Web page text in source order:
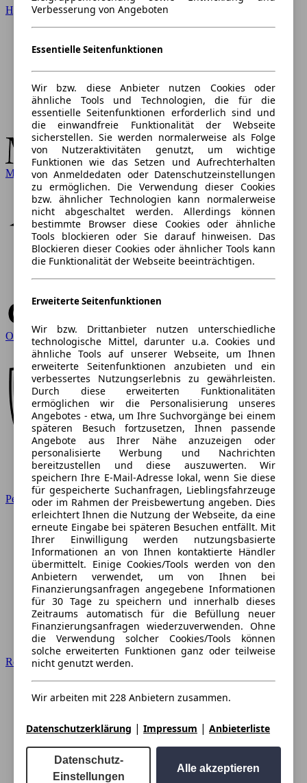
Hyundai
Mercedes-Benz
Opel
Peugeot
Renault
Verbesserung von Angeboten
Essentielle Seitenfunktionen
Wir bzw. diese Anbieter nutzen Cookies oder
ähnliche Tools und Technologien, die für die
essentielle Seitenfunktionen erforderlich sind und
die einwandfreie Funktionalität der Webseite
sicherstellen. Sie werden normalerweise als Folge
von Nutzeraktivitäten genutzt, um wichtige
Funktionen wie das Setzen und Aufrechterhalten
von Anmeldedaten oder Datenschutzeinstellungen
zu ermöglichen. Die Verwendung dieser Cookies
bzw. ähnlicher Technologien kann normalerweise
nicht abgeschaltet werden. Allerdings können
bestimmte Browser diese Cookies oder ähnliche
Tools blockieren oder Sie darauf hinweisen. Das
Blockieren dieser Cookies oder ähnlicher Tools kann
die Funktionalität der Webseite beeinträchtigen.
Erweiterte Seitenfunktionen
Wir bzw. Drittanbieter nutzen unterschiedliche
technologische Mittel, darunter u.a. Cookies und
ähnliche Tools auf unserer Webseite, um Ihnen
erweiterte Seitenfunktionen anzubieten und ein
verbessertes Nutzungserlebnis zu gewährleisten.
Durch diese erweiterten Funktionalitäten
ermöglichen wir die Personalisierung unseres
Angebotes - etwa, um Ihre Suchvorgänge bei einem
späteren Besuch fortzusetzen, Ihnen passende
Angebote aus Ihrer Nähe anzuzeigen oder
personalisierte Werbung und Nachrichten
bereitzustellen und diese auszuwerten. Wir
speichern Ihre E-Mail-Adresse lokal, wenn Sie diese
für gespeicherte Suchanfragen, Lieblingsfahrzeuge
oder im Rahmen der Preisbewertung angeben. Dies
erleichtert Ihnen die Nutzung der Webseite, da eine
erneute Eingabe bei späteren Besuchen entfällt. Mit
Ihrer Einwilligung werden nutzungsbasierte
Informationen an von Ihnen kontaktierte Händler
übermittelt. Einige Cookies/Tools werden von den
Anbietern verwendet, um von Ihnen bei
Finanzierungsanfragen angegebene Informationen
für 30 Tage zu speichern und innerhalb dieses
Zeitraums automatisch für die Befüllung neuer
Finanzierungsanfragen wiederzuverwenden. Ohne
die Verwendung solcher Cookies/Tools können
solche erweiterten Funktionen ganz oder teilweise
nicht genutzt werden.
Wir arbeiten mit 228 Anbietern zusammen.
Datenschutzerklärung | Impressum | Anbieterliste
Datenschutz-
Einstellungen
Alle akzeptieren